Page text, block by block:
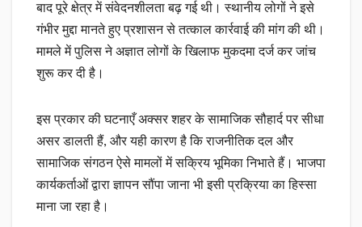
बाद पूरे क्षेत्र में संवेदनशीलता बढ़ गई थी। स्थानीय लोगों ने इसे
गंभीर मुद्दा मानते हुए प्रशासन से तत्काल कार्रवाई की मांग की थी।
मामले में पुलिस ने अज्ञात लोगों के खिलाफ मुकदमा दर्ज कर जांच
शुरू कर दी है।
इस प्रकार की घटनाएँ अक्सर शहर के सामाजिक सौहार्द पर सीधा
असर डालती हैं, और यही कारण है कि राजनीतिक दल और
सामाजिक संगठन ऐसे मामलों में सक्रिय भूमिका निभाते हैं। भाजपा
कार्यकर्ताओं द्वारा ज्ञापन सौंपा जाना भी इसी प्रक्रिया का हिस्सा
माना जा रहा है।